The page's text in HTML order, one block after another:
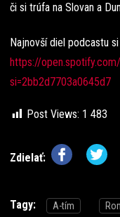
či si trúfa na Slovan a
Najnovší diel podcastu
https://
si=2bb2d7703a0645d7
Post Views: 1 483
Zdielať:
Tagy: A-tím